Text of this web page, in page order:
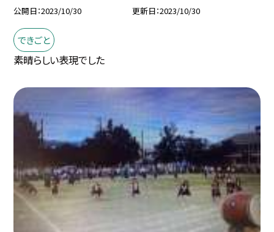
公開日 2023/10/30 更新日 2023/10/30
できごと
素晴らしい表現でした